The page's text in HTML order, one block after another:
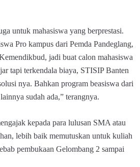
untuk mahasiswa yang berprestasi.
Pro kampus dari Pemda Pandeglang,
jadi buat calon mahasiswa
tapi terkendala biaya, STISIP Banten
nya. Bahkan program beasiswa dari
sudah ada,” terangnya.
kepada para lulusan SMA atau
lebih baik memutuskan untuk kuliah
pembukaan Gelombang 2 sampai